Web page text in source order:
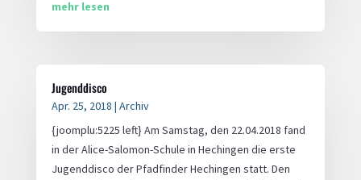
mehr lesen
Jugenddisco
Apr. 25, 2018 | Archiv
{joomplu:5225 left} Am Samstag, den 22.04.2018 fand
in der Alice-Salomon-Schule in Hechingen die erste
Jugenddisco der Pfadfinder Hechingen statt. Den